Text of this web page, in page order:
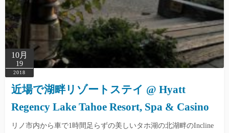
プ
10月
19
2018
近場で湖畔リゾートステイ @ Hyatt
Regency Lake Tahoe Resort, Spa & Casino
リノ市内から車で1時間足らずの美しいタホ湖の北湖畔のIncline